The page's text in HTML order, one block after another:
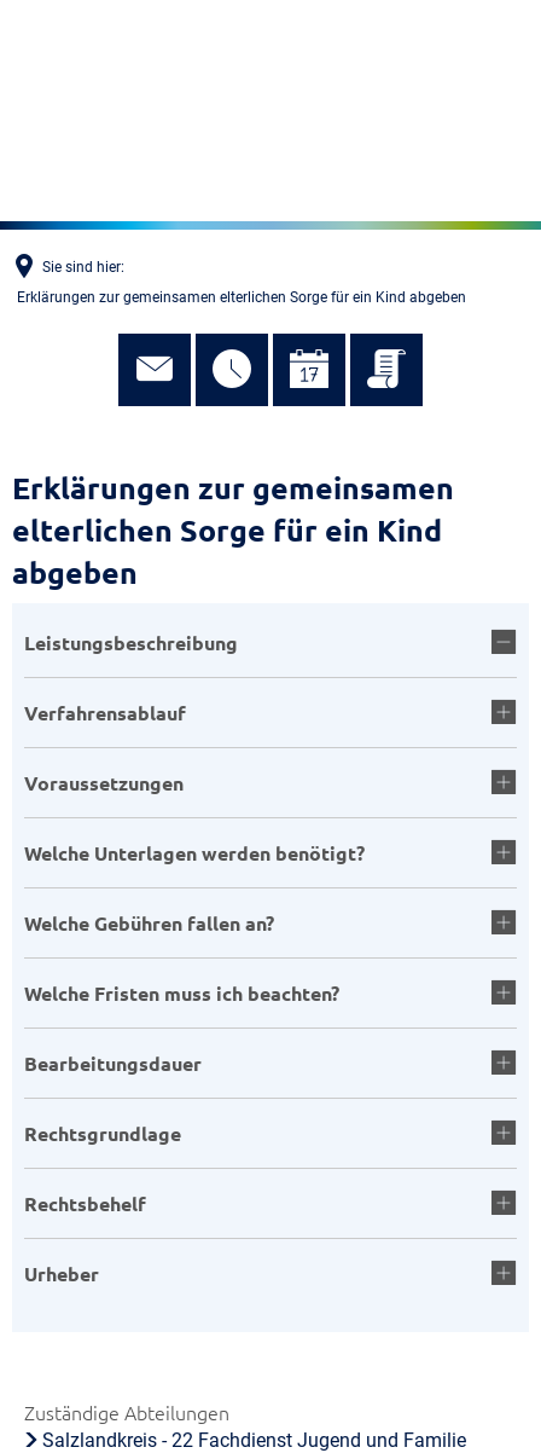
Sie sind hier:
Erklärungen zur gemeinsamen elterlichen Sorge für ein Kind abgeben
Erklärungen zur gemeinsamen
elterlichen Sorge für ein Kind
abgeben
Leistungsbeschreibung
Verfahrensablauf
Voraussetzungen
Welche Unterlagen werden benötigt?
Welche Gebühren fallen an?
Welche Fristen muss ich beachten?
Bearbeitungsdauer
Rechtsgrundlage
Rechtsbehelf
Urheber
Zuständige Abteilungen
Salzlandkreis - 22 Fachdienst Jugend und Familie